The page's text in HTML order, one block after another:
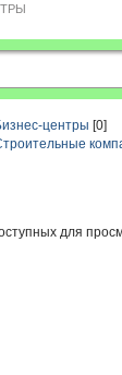
центры [0]
для